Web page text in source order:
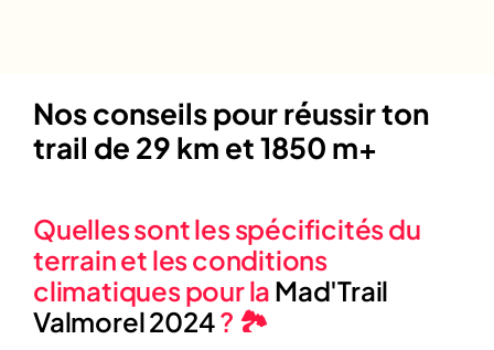
Nos conseils pour réussir ton
trail de 29 km et 1850 m+
Quelles sont les spécificités du
terrain et les conditions
climatiques pour la Mad'Trail
Valmorel 2024? 🏞️